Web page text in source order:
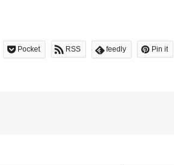
Pocket RSS feedly Pin it